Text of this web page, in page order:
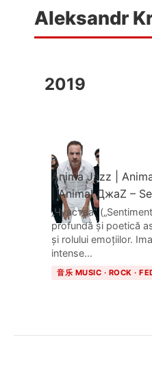
Aleksandr
2019
Anima Jazz |
| Animal ДжаZ –
„Чувства”
profundă și poetică
și rolului emoțiilor.
intense...
音乐 MUSIC · ROCK ·